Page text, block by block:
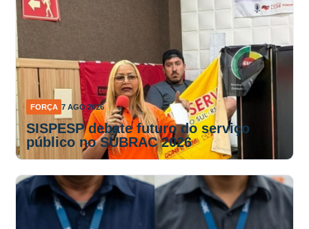
FORÇA 7 AGO 2026
SISPESP debate futuro do serviço
público no SUBRAC 2026